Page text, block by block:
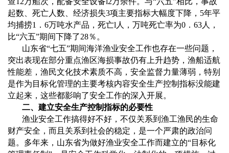
起数、死亡人数、经济损失3项主要指标大幅度下降， 5年平
均捕捞1 ． 6万吨水产品，死亡l 人，万吨死亡率为0 ． 63人，
比“六五”期间下降了28％。
山东省“七五”期间海洋渔业安全工作也存在一些问题，
突出表现在部分重点渔区海损事故仍有上升趋势，渔船适航
性能差，渔民文化技术素质不高，安全监督力量薄弱，特别
是作为目标化管理的主要考核内容安全生产控制指标没能建
立起来，这些都影响了安全工作的深入开展。
二、建立安全生产控制指标的必要性
渔业安全工作搞得好不好，不仅关系到渔工渔民的生命
财产安全，而且关系到社会的稳定，是一个严肃的政治问
题。多年来，山东省为做好渔业安全工作而建立的“目标化